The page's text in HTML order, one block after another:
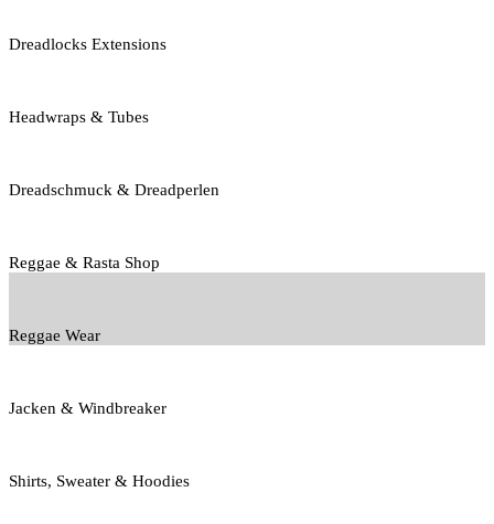
Dreadlocks Extensions
Headwraps & Tubes
Dreadschmuck & Dreadperlen
Reggae & Rasta Shop
Reggae Wear
Jacken & Windbreaker
Shirts, Sweater & Hoodies